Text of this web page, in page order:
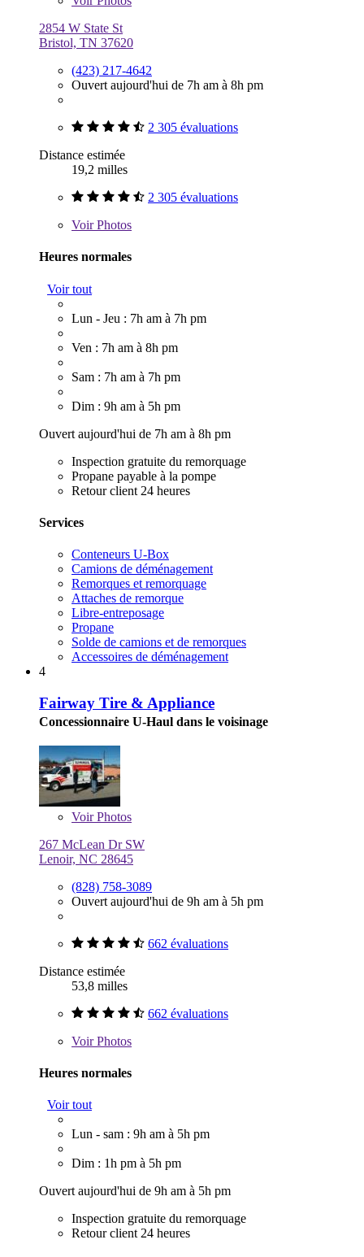
2854 W State St
Bristol, TN 37620
(423) 217-4642
Ouvert aujourd'hui de 7h am à 8h pm
2 305 évaluations
Distance estimée
19,2 milles
2 305 évaluations
VoirPhotos
Heures normales
Voir tout
Lun - Jeu : 7h am à 7h pm
Ven : 7h am à 8h pm
Sam : 7h am à 7h pm
Dim : 9h am à 5h pm
Ouvert aujourd'hui de 7h am à 8h pm
Inspection gratuite du remorquage
Propane payable à la pompe
Retour client 24 heures
Services
Conteneurs U-Box
Camions de déménagement
Remorques et remorquage
Attaches de remorque
Libre-entreposage
Propane
Solde de camions et de remorques
Accessoires de déménagement
4
Fairway Tire & Appliance
Concessionnaire U-Haul dans le voisinage
VoirPhotos
267 McLean Dr SW
Lenoir, NC 28645
(828) 758-3089
Ouvert aujourd'hui de 9h am à 5h pm
662 évaluations
Distance estimée
53,8 milles
662 évaluations
VoirPhotos
Heures normales
Voir tout
Lun - sam : 9h am à 5h pm
Dim : 1h pm à 5h pm
Ouvert aujourd'hui de 9h am à 5h pm
Inspection gratuite du remorquage
Retour client 24 heures